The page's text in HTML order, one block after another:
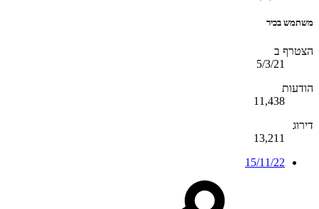
משתמש בכיר
הצטרף ב
5/3/21
הודעות
11,438
דירוג
13,211
15/11/22